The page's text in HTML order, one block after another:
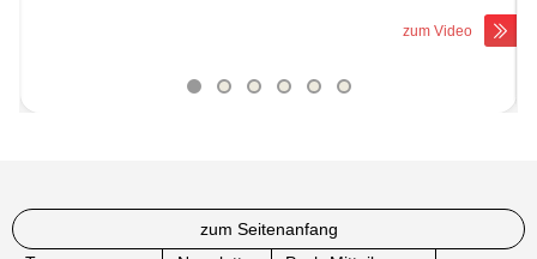
zum Video
zum Seitenanfang